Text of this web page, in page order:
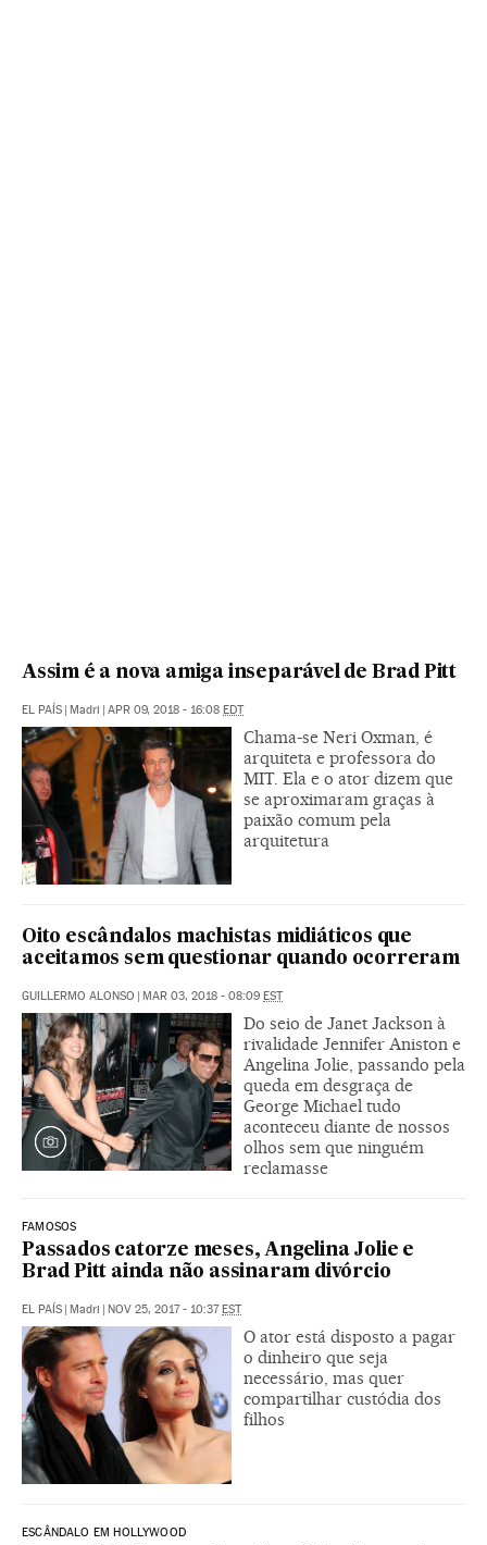
Assim é a nova amiga inseparável de Brad Pitt
EL PAÍS | Madri | APR 09, 2018 - 16:08 EDT
Chama-se Neri Oxman, é
arquiteta e professora do
MIT. Ela e o ator dizem que
se aproximaram graças à
paixão comum pela
arquitetura
Oito escândalos machistas midiáticos que
aceitamos sem questionar quando ocorreram
GUILLERMO ALONSO | MAR 03, 2018 - 08:09 EST
Do seio de Janet Jackson à
rivalidade Jennifer Aniston e
Angelina Jolie, passando pela
queda em desgraça de
George Michael tudo
aconteceu diante de nossos
olhos sem que ninguém
reclamasse
FAMOSOS
Passados catorze meses, Angelina Jolie e
Brad Pitt ainda não assinaram divórcio
EL PAÍS | Madri | NOV 25, 2017 - 10:37EST
O ator está disposto a pagar
o dinheiro que seja
necessário, mas quer
compartilhar custódia dos
filhos
ESCÂNDALO EM HOLLYWOOD